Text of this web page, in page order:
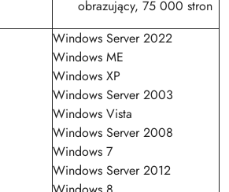
obrazujący, 75 000 stron
Windows Server 2022
Windows ME
Windows XP
Windows Server 2003
Windows Vista
Windows Server 2008
Windows 7
Windows Server 2012